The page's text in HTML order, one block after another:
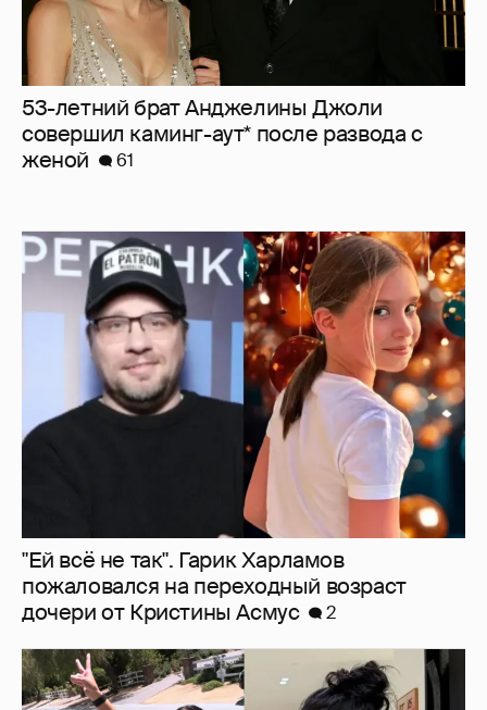
53-летний брат Анджелины Джоли
совершил каминг-аут* после развода с
женой
61
"Ей всё не так". Гарик Харламов
пожаловался на переходный возраст
дочери от Кристины Асмус
2